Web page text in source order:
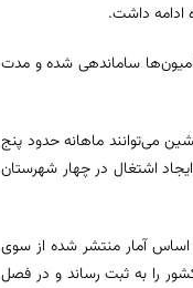
ادامه داشت.
ساماندهی شده و مدت
خراسان جنوبی گفت: با فعال شدن رویه کولبری، ۱۲ هزار مرزنشین می‌توانند ماهانه حدود پنج
این فعالیت‌ها برای ایجاد اشتغال در چهار شهرستان
آمار منتشر شده از سوی
سال کمترین نرخ بیکاری کشور را به ثبت رساند و در فصل